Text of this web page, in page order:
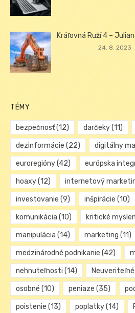
Kráľovná Ruží 4 –
24. 8. 2023
TÉMY
bezpečnosť(12) darčeky(11)
dezinformácie (22) digitálny
euroregióny(42) európska
hoaxy(12) internetový
investovanie (9) inšpirácie (10)
komunikácia (10) kritické
manipulácia (14) marketing (11)
medzinárodné podnikanie (42)
nehnuteľnosti (14) Neuveriteľné
osobné (10) peniaze (35)
poistenie (13) poplatky(14)